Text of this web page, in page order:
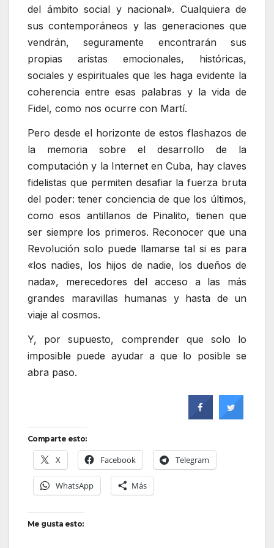
del ámbito social y nacional». Cualquiera de
sus contemporáneos y las generaciones que
vendrán, seguramente encontrarán sus
propias aristas emocionales, históricas,
sociales y espirituales que les haga evidente la
coherencia entre esas palabras y la vida de
Fidel, como nos ocurre con Martí.
Pero desde el horizonte de estos flashazos de
la memoria sobre el desarrollo de la
computación y la Internet en Cuba, hay claves
fidelistas que permiten desafiar la fuerza bruta
del poder: tener conciencia de que los últimos,
como esos antillanos de Pinalito, tienen que
ser siempre los primeros. Reconocer que una
Revolución solo puede llamarse tal si es para
«los nadies, los hijos de nadie, los dueños de
nada», merecedores del acceso a las más
grandes maravillas humanas y hasta de un
viaje al cosmos.
Y, por supuesto, comprender que solo lo
imposible puede ayudar a que lo posible se
abra paso.
Comparte esto:
X Facebook Telegram
WhatsApp Más
Me gusta esto: